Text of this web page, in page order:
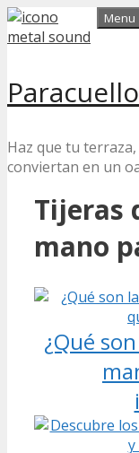
Skip
to
Haz que tu
conviertan en un
Menu
Tijeras
mano
¿Qué